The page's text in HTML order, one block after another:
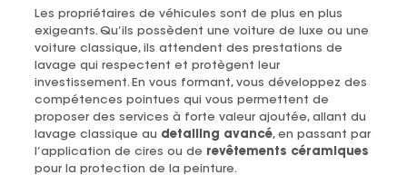
Les propriétaires de véhicules sont de plus en plus
exigeants. Qu’ils possèdent une voiture de luxe ou une
voiture classique, ils attendent des prestations de
lavage qui respectent et protègent leur
investissement. En vous formant, vous développez des
compétences pointues qui vous permettent de
proposer des services à forte valeur ajoutée, allant du
lavage classique au detailing avancé, en passant par
l’application de cires ou de revêtements céramiques
pour la protection de la peinture.